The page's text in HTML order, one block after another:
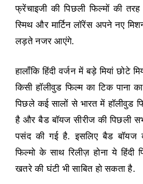
फ्रेंचाइजी की पिछली फिल्मों की
स्मिथ और मार्टिन लॉरेंस अपने नए
लड़ते नजर आएंगे.
हालाँकि हिंदी वर्जन में बड़े मियां छोटे
किसी हॉलीवुड फिल्म का टिक पाना
पिछले कई सालों से भारत में हॉलीवुड
है और बैड बॉयज सीरीज की पिछली
पसंद की गई है. इसलिए बैड बॉयज
फिल्मो के साथ रिलीज़ होना ये हिंदी
खतरे की घंटी भी साबित हो सकता है.